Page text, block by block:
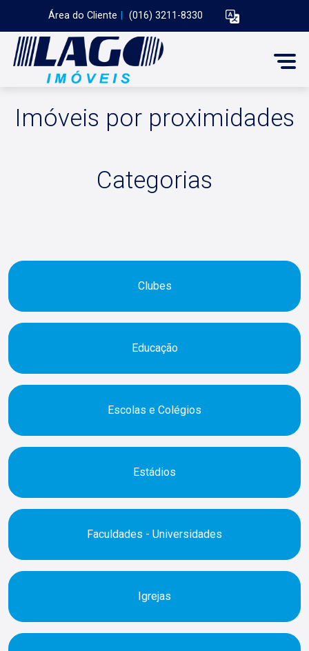
Área do Cliente (016) 3211-8330
Imóveis por proximidades
Categorias
Clubes
Educação
Escolas e Colégios
Estádios
Faculdades - Universidades
Igrejas